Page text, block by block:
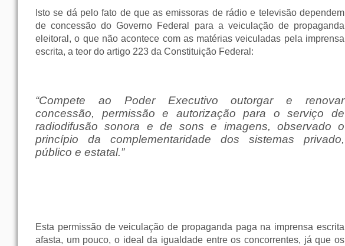
Isto se dá pelo fato de que as emissoras de rádio e televisão dependem
de concessão do Governo Federal para a veiculação de propaganda
eleitoral, o que não acontece com as matérias veiculadas pela imprensa
escrita, a teor do artigo 223 da Constituição Federal:
“Compete ao Poder Executivo outorgar e renovar
concessão, permissão e autorização para o serviço de
radiodifusão sonora e de sons e imagens, observado o
princípio da complementaridade dos sistemas privado,
público e estatal.”
Esta permissão de veiculação de propaganda paga na imprensa escrita
afasta, um pouco, o ideal da igualdade entre os concorrentes, já que os